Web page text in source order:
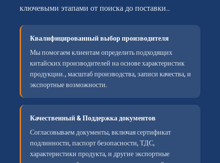
ключевыми этапами от поиска до поставки..
Квалифицированный выбор производителя
Мы помогаем клиентам определить подходящих
китайских производителей на основе характеристик
продукции., масштаб производства, записи качества, и
экспортные возможности.
Качественный & Поддержка документов
Согласовываем документы, включая сертификат
подлинности, паспорт безопасности, ТДС,
характеристики продукта, и другие экспортные